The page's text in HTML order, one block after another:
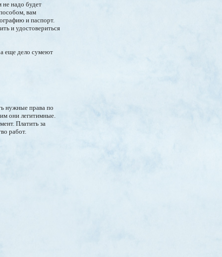
не надо будет
вам
и паспорт.
и удостовериться
еще дело сумеют
нужные права по
они легитимные.
Платить за
работ.